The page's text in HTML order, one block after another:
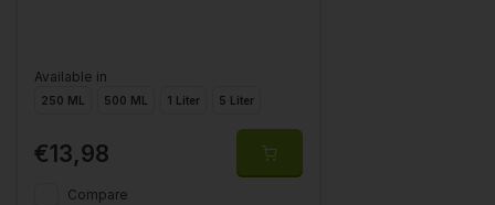
Available in
250 ML 500 ML 1 Liter 5 Liter
€13,98
Compare